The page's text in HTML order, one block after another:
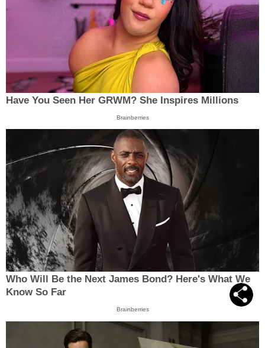
Have You Seen Her GRWM? She Inspires Millions
Brainberries
Who Will Be the Next James Bond? Here's What We
Know So Far
Brainberries